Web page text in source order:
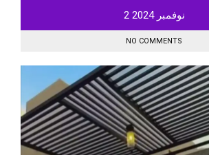
نوفمبر 2 2024
NO COMMENTS